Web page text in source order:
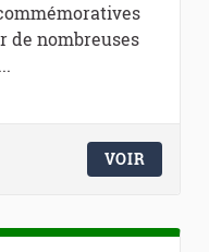
de nombreuses
VOIR